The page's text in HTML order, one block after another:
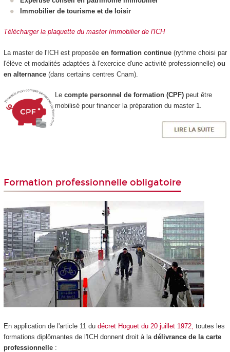
Immobilier de tourisme et de loisir
Télécharger la plaquette du master Immobilier de l'ICH
La master de l'ICH est proposée en formation continue (rythme choisi par
l'élève et modalités adaptées à l'exercice d'une activité professionnelle)ou
en alternance (dans certains centres Cnam).
Le compte personnel de formation (CPF) peut être
mobilisé pour financer la préparation du master 1.
Formation professionnelle obligatoire
En application de l'article 11 du décret Hoguet du 20 juillet 1972, toutes les
formations diplômantes de l'ICH donnent droit à la délivrance de la carte
professionnelle: